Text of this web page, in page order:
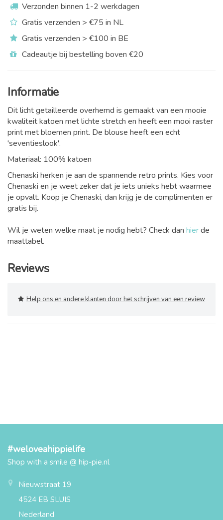
Verzonden binnen 1-2 werkdagen
Gratis verzenden > €75 in NL
Gratis verzenden > €100 in BE
Cadeautje bij bestelling boven €20
Informatie
Dit licht getailleerde overhemd is gemaakt van een mooie
kwaliteit katoen met lichte stretch en heeft een mooi raster
print met bloemen print. De blouse heeft een echt
'seventieslook'.
Materiaal: 100% katoen
Chenaski herken je aan de spannende retro prints. Kies voor
Chenaski en je weet zeker dat je iets unieks hebt waarmee
je opvalt. Koop je Chenaski, dan krijg je de complimenten er
gratis bij.
Wil je weten welke maat je nodig hebt? Check dan hierde
maattabel.
Reviews
Help ons en andere klanten door het schrijven van een review
#weloveahippielife
Shop with a smile @ hip-pie.nl
Nieuwstraat 19
4524 EB SLUIS
Nederland